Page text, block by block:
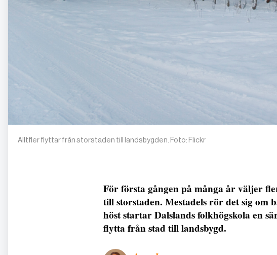
Alltfler flyttar från storstaden till landsbygden. Foto: Flickr
För första gången på många år väljer
till storstaden. Mestadels rör det sig
höst startar Dalslands folkhögskola en
flytta från stad till landsbygd.